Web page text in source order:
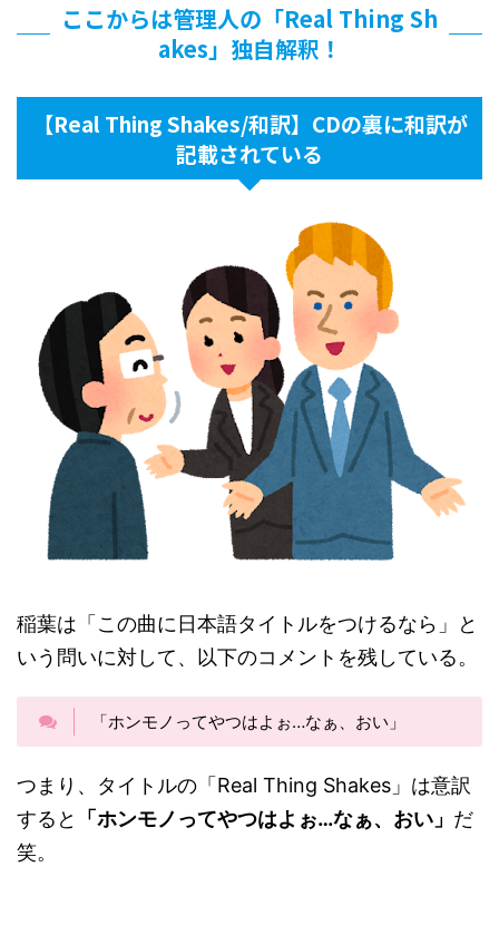
ここからは管理人の「Real Thing Sh
akes」独自解釈！
【Real Thing Shakes/和訳】CDの裏に和訳が
記載されている
稲葉は「この曲に日本語タイトルをつけるなら」と
いう問いに対して、以下のコメントを残している。
「ホンモノってやつはよぉ…なぁ、おい」
つまり、タイトルの「Real Thing Shakes」は意訳
すると
「ホンモノってやつはよぉ…なぁ、おい」 だ
笑。